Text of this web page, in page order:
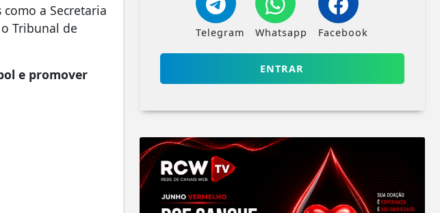
a Secretaria
Tribunal de
e promover
Telegram Whatsapp Facebook
ENTRAR